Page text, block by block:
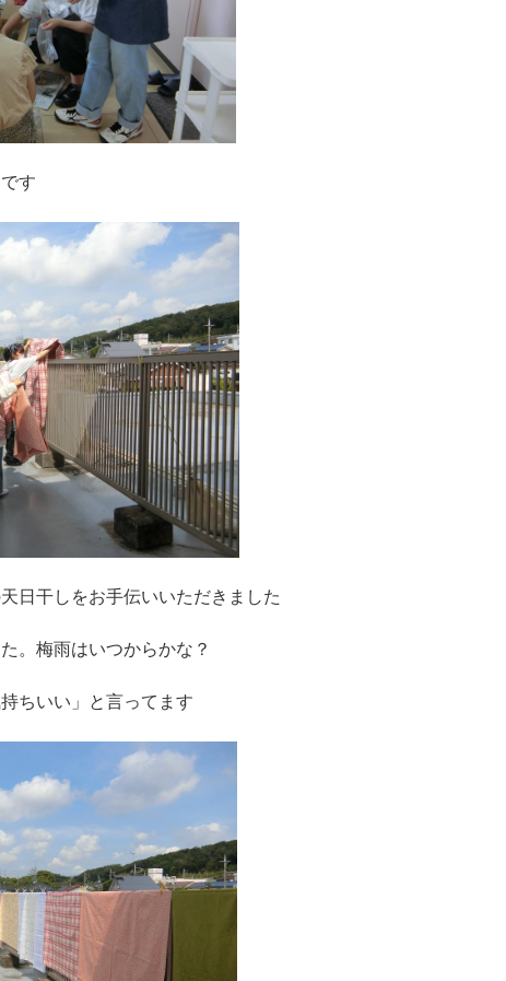
す
日干しをお手伝いいただきました
。梅雨はいつからかな？
ちいい」と言ってます